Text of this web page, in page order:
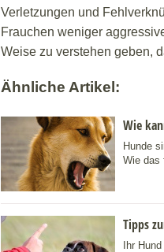
Verletzungen und
Frauchen weniger
Weise zu verstehen geben,
Ähnliche Artikel:
Wie
Hunde
Wie das
Tipps
Ihr